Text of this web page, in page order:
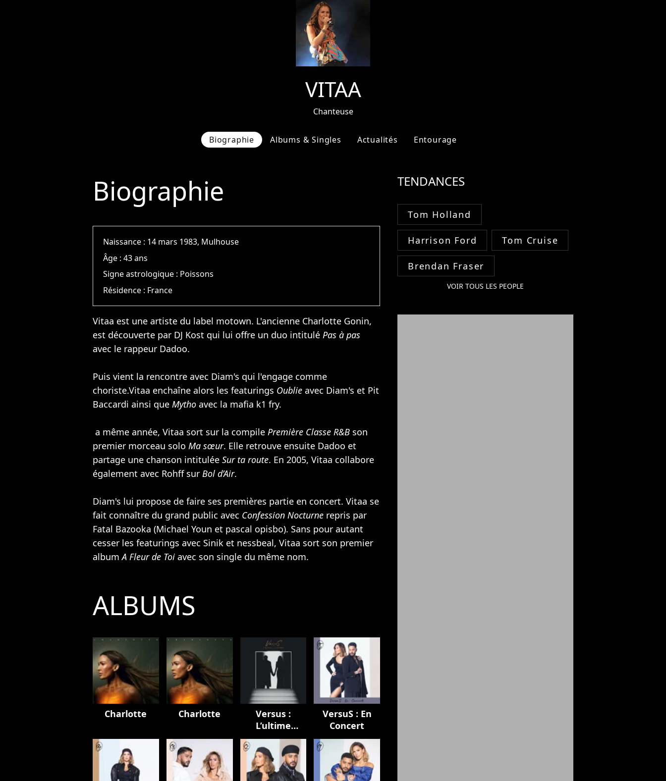
VITAA
Chanteuse
Biographie Albums & Singles Actualités Entourage
Biographie
Naissance : 14 mars 1983, Mulhouse
Âge :43 ans
Signe astrologique : Poissons
Résidence : France
Vitaa est une artiste du label motown. L'ancienne Charlotte Gonin,
est découverte par DJ Kost qui lui offre un duo intitulé Pas à pas
avec le rappeur Dadoo.
Puis vient la rencontre avec Diam's qui l'engage comme
choriste.Vitaa enchaîne alors les featurings Oublie avec Diam's et Pit
Baccardi ainsi que Mytho avec la mafia k1 fry.
a même année, Vitaa sort sur la compile Première Classe R&B son
premier morceau solo Ma sœur. Elle retrouve ensuite Dadoo et
partage une chanson intitulée Sur ta route. En 2005, Vitaa collabore
également avec Rohffsur Bol d’Air.
Diam's lui propose de faire ses premières partie en concert. Vitaa se
fait connaître du grand public avec Confession Nocturne repris par
Fatal Bazooka (Michael Youn et pascal opisbo). Sans pour autant
cesser les featurings avec Sinik et nessbeal, Vitaa sort son premier
albumA Fleur de Toi avec son single du même nom.
ALBUMS
Charlotte Charlotte
Versus :
L’ultime
chapitre
VersuS : En
Concert
TENDANCES
Tom Holland
Harrison Ford Tom Cruise
Brendan Fraser
VOIR TOUS LES PEOPLE